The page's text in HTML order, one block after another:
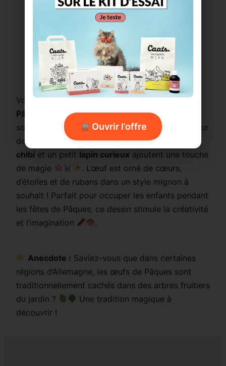
Imprimer ce coloriage
Voici un adorable coloriage Kawaii d’unœuf de
Pâques géantdécoré de motifs floraux,
soigneusement caché dans unjardin fleuri
. Autour
de lui, de joliesfleurs souriantes, des
chibi et un petit lapin curieux ajoutent une touche
de magie
. L’œuf est orné de cœurs,
d’étoiles et de rubans dans un style mignon à
souhait ! Parfait pour occuper les enfants pendant
les fêtes de Pâques, ce dessin stimule la créativité
et l’imagination
.
Anecdote : Saviez-vous que dans certaines
régions d’Allemagne, les œufs de Pâques sont
traditionnellement cachés dans des arbres fruitiers
du jardin ?
Une tradition magique à
découvrir !
Ouvrir l’offre